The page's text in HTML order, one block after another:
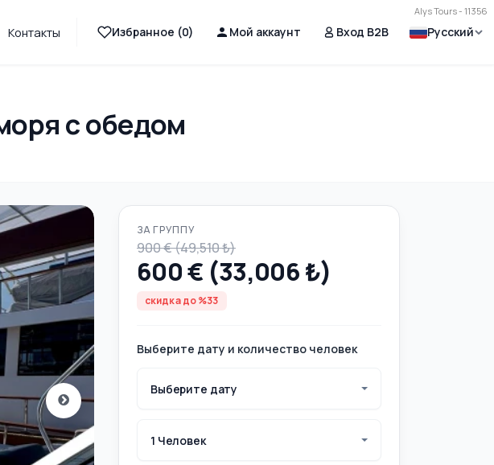
Alys Tours - 11356
Контакты Избранное (0) Мой аккаунт Вход B2B Русский
с обедом
ЗА ГРУППУ
900 € (49,510 ₺)
600 € (33,006 ₺)
скидка до %33
Выберите дату и количество человек
Выберите дату
1 Человек